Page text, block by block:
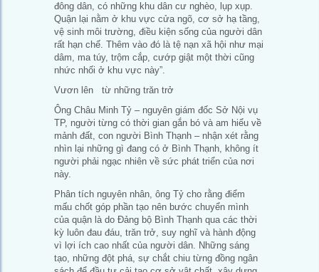
đông dân, có những khu dân cư nghèo, lụp xụp.
Quận lại nằm ở khu vực cửa ngõ, cơ sở hạ tầng,
vệ sinh môi trường, điều kiện sống của người dân
rất hạn chế. Thêm vào đó là tệ nạn xã hội như mại
dâm, ma túy, trộm cắp, cướp giật một thời cũng
nhức nhối ở khu vực này”.
Vươn lên từ những trăn trở
Ông Châu Minh Tỷ – nguyên giám đốc Sở Nội vụ
TP, người từng có thời gian gắn bó và am hiểu về
mảnh đất, con người Bình Thạnh – nhận xét rằng
nhìn lại những gì đang có ở Bình Thạnh, không ít
người phải ngạc nhiên về sức phát triển của nơi
này.
Phân tích nguyên nhân, ông Tỷ cho rằng điểm
mấu chốt góp phần tạo nên bước chuyển mình
của quận là do Đảng bộ Bình Thạnh qua các thời
kỳ luôn đau đáu, trăn trở, suy nghĩ và hành động
vì lợi ích cao nhất của người dân. Những sáng
tạo, những đột phá, sự chắt chiu từng đồng ngân